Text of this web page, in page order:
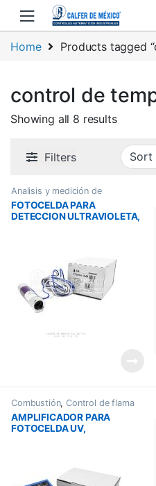
Skip to navigation
Skip to content
Home Products tagged
control de
Showing all 8 results
Filters
Analisis y medición de
temperatura
FOTOCELDA PARA
DETECCION ULTRAVIOLETA,
Combustión,Control de flama
AMPLIFICADOR PARA
FOTOCELDA UV,